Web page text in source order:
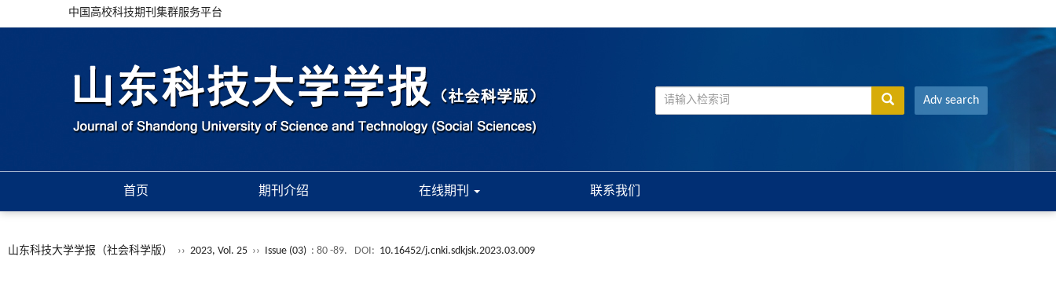
中国高校科技期刊集群服务平台
Adv search
首页 期刊介绍 在线期刊 联系我们
山东科技大学学报（社会科学版） ›› 2023, Vol. 25 ›› Issue (03) : 80 -89. DOI: 10.16452/j.cnki.sdkjsk.2023.03.009